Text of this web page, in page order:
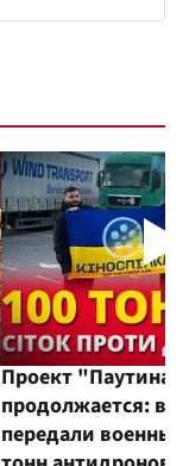
Проект "Паутина"
продолжается:
передали